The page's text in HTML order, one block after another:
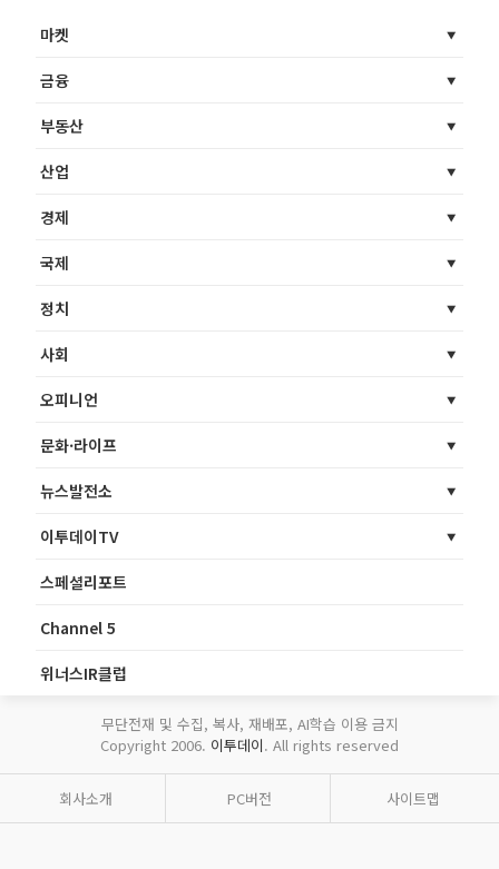
마켓
금융
부동산
산업
경제
국제
정치
사회
오피니언
문화·라이프
뉴스발전소
이투데이TV
스페셜리포트
Channel 5
위너스IR클럽
무단전재 및 수집, 복사, 재배포, AI학습 이용 금지
Copyright 2006. 이투데이. All rights reserved
회사소개 PC버전 사이트맵